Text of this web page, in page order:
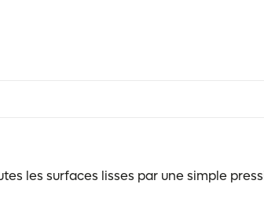
les surfaces lisses par une simple